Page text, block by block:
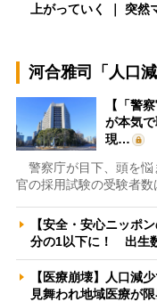
上がっていく ｜ 突
河合雅司「人口
【「警
が本気
現…
警察庁が目下、頭を悩
官の採用試験の受験者
【安全・安心ニッポ
分の1以下に！ 出生
【医療崩壊】人口減
見舞われ地域医療が